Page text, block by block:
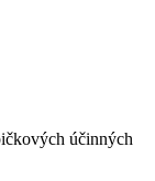
účinných